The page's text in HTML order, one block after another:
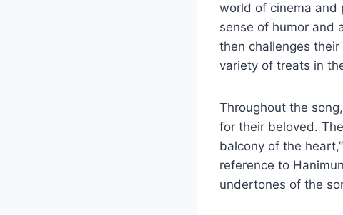
world of cinema and
sense of humor and
then challenges
variety of treats in
Throughout the
for their beloved.
balcony of the
reference to
undertones of the